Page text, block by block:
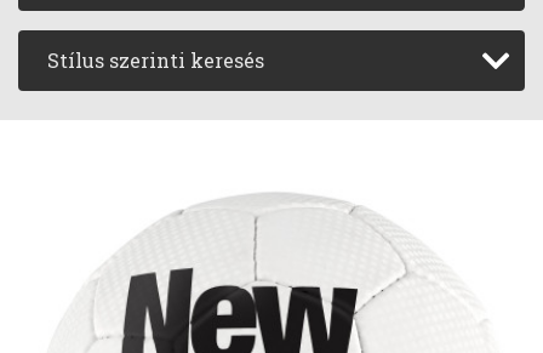
Stílus szerinti keresés